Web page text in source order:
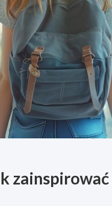
zainspirować